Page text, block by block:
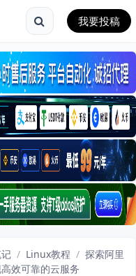
我要投稿
/ Linux教程 / 探索阿里
效可靠的云服务